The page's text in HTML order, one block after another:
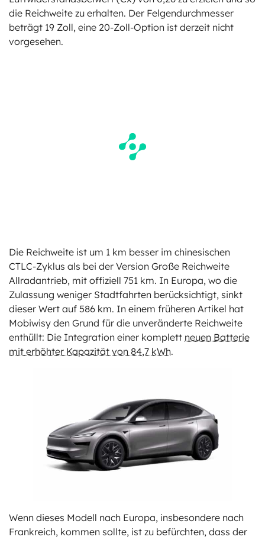
die Reichweite zu erhalten. Der Felgendurchmesser
beträgt 19 Zoll, eine 20-Zoll-Option ist derzeit nicht
vorgesehen.
Die Reichweite ist um 1 km besser im chinesischen
CTLC-Zyklus als bei der Version Große Reichweite
Allradantrieb, mit offiziell 751 km. In Europa, wo die
Zulassung weniger Stadtfahrten berücksichtigt, sinkt
dieser Wert auf 586 km. In einem früheren Artikel hat
Mobiwisy den Grund für die unveränderte Reichweite
enthüllt: Die Integration einer komplett neuen Batterie
mit erhöhter Kapazität von 84,7 kWh.
Wenn dieses Modell nach Europa, insbesondere nach
Frankreich, kommen sollte, ist zu befürchten, dass der